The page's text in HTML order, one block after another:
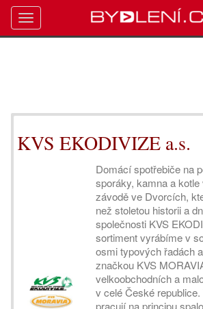
KVS EKODIVIZE a.s.
Domácí spotřebiče na
sporáky, kamna a
závodě ve Dvorcích,
než stoletou historii a
společnosti KVS
sortiment vyrábíme v
osmi typových řadách
značkou KVS
velkoobchodních a
v celé České
pracují na principu
Toggle
navigation